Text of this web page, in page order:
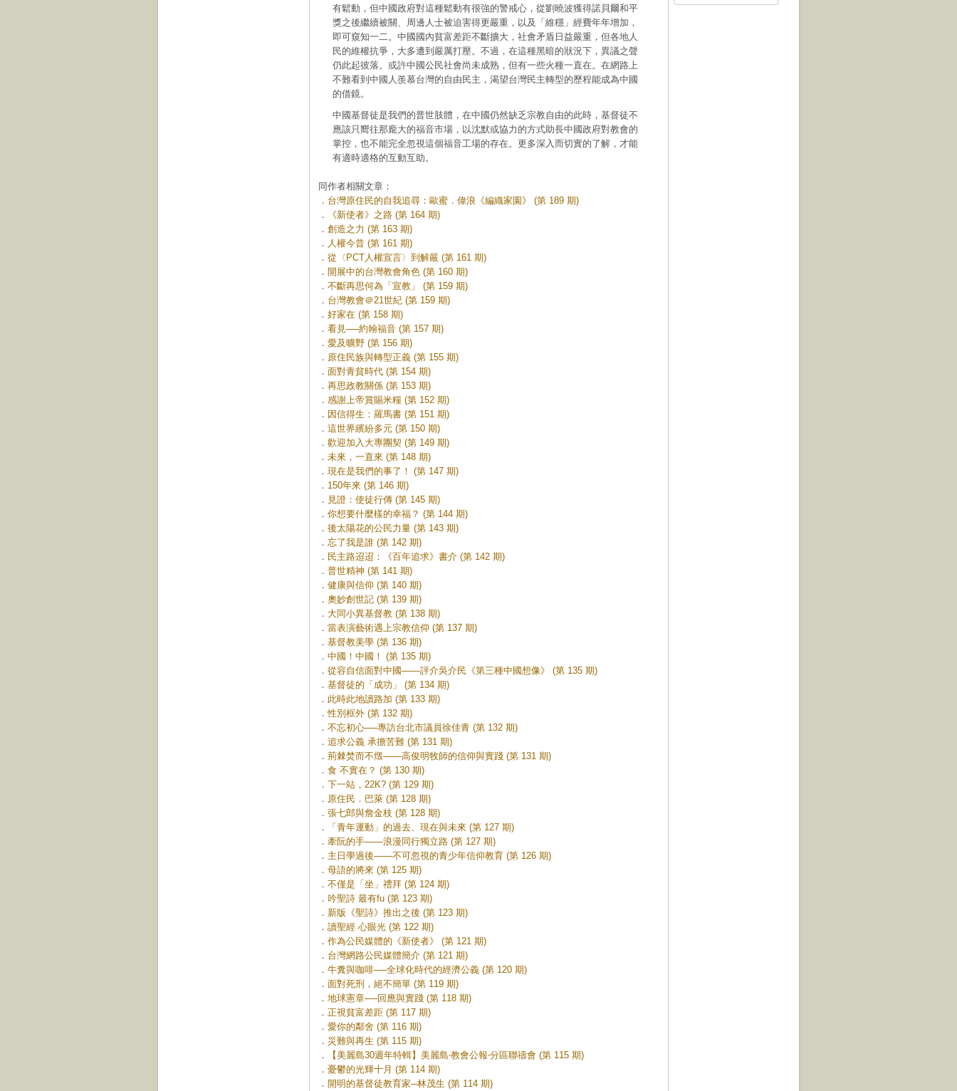
有鬆動，但中國政府對這種鬆動有很強的警戒心，從劉曉波獲得諾貝爾和平
獎之後繼續被關、周邊人士被迫害得更嚴重，以及「維穩」經費年年增加，
即可窺知一二。中國國內貧富差距不斷擴大，社會矛盾日益嚴重，但各地人
民的維權抗爭，大多遭到嚴厲打壓。不過，在這種黑暗的狀況下，異議之聲
仍此起彼落。或許中國公民社會尚未成熟，但有一些火種一直在。在網路上
不難看到中國人羨慕台灣的自由民主，渴望台灣民主轉型的歷程能成為中國
的借鏡。
中國基督徒是我們的普世肢體，在中國仍然缺乏宗教自由的此時，基督徒不
應該只嚮往那龐大的福音市場，以沈默或協力的方式助長中國政府對教會的
掌控，也不能完全忽視這個福音工場的存在。更多深入而切實的了解，才能
有適時適格的互動互助。
同作者相關文章：
． 台灣原住民的自我追尋：歐蜜．偉浪《編織家園》 (第 189 期)
．
《新使者》之路 (第 164 期)
． 創造之力 (第 163 期)
． 人權今昔 (第 161 期)
． 從〈PCT人權宣言〉到解嚴 (第 161 期)
． 開展中的台灣教會角色 (第 160 期)
． 不斷再思何為「宣教」 (第 159 期)
． 台灣教會＠21世紀 (第 159 期)
． 好家在 (第 158 期)
． 看見──約翰福音 (第 157 期)
． 愛及曠野 (第 156 期)
． 原住民族與轉型正義 (第 155 期)
． 面對青貧時代 (第 154 期)
． 再思政教關係 (第 153 期)
． 感謝上帝賞賜米糧 (第 152 期)
． 因信得生：羅馬書 (第 151 期)
． 這世界繽紛多元 (第 150 期)
． 歡迎加入大專團契 (第 149 期)
． 未來，一直來 (第 148 期)
． 現在是我們的事了！ (第 147 期)
． 150年來 (第 146 期)
． 見證：使徒行傳 (第 145 期)
． 你想要什麼樣的幸福？ (第 144 期)
． 後太陽花的公民力量 (第 143 期)
． 忘了我是誰 (第 142 期)
． 民主路迢迢：《百年追求》書介 (第 142 期)
． 普世精神 (第 141 期)
． 健康與信仰 (第 140 期)
． 奧妙創世記 (第 139 期)
． 大同小異基督教 (第 138 期)
． 當表演藝術遇上宗教信仰 (第 137 期)
． 基督教美學 (第 136 期)
． 中國！中國！ (第 135 期)
． 從容自信面對中國——評介吳介民《第三種中國想像》 (第 135 期)
． 基督徒的「成功」 (第 134 期)
． 此時此地讀路加 (第 133 期)
．性別框外 (第 132 期)
． 不忘初心──專訪台北市議員徐佳青 (第 132 期)
． 追求公義 承擔苦難 (第 131 期)
． 荊棘焚而不燬——高俊明牧師的信仰與實踐 (第 131 期)
． 食 不實在？ (第 130 期)
． 下一站，22K? (第 129 期)
． 原住民．巴萊 (第 128 期)
． 張七郎與詹金枝 (第 128 期)
．
「青年運動」的過去、現在與未來 (第 127 期)
． 牽阮的手——浪漫同行獨立路 (第 127 期)
． 主日學過後——不可忽視的青少年信仰教育 (第 126 期)
． 母語的將來 (第 125 期)
． 不僅是「坐」禮拜 (第 124 期)
． 吟聖詩 最有fu (第 123 期)
． 新版《聖詩》推出之後 (第 123 期)
． 讀聖經 心眼光 (第 122 期)
． 作為公民媒體的《新使者》 (第 121 期)
． 台灣網路公民媒體簡介 (第 121 期)
． 牛糞與咖啡──全球化時代的經濟公義 (第 120 期)
． 面對死刑，絕不簡單 (第 119 期)
． 地球憲章──回應與實踐 (第 118 期)
． 正視貧富差距 (第 117 期)
． 愛你的鄰舍 (第 116 期)
． 災難與再生 (第 115 期)
．
【美麗島30週年特輯】美麗島‧教會公報‧分區聯禱會 (第 115 期)
． 憂鬱的光輝十月 (第 114 期)
． 開明的基督徒教育家─林茂生 (第 114 期)